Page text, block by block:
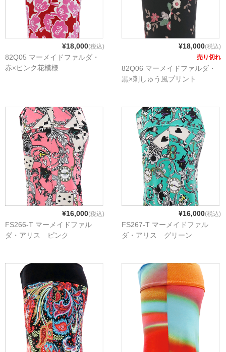
¥18,000(税込)
82Q05 マーメイドファルダ・
赤×ピンク花模様
¥18,000(税込)
売り切れ
82Q06 マーメイドファルダ・
黒×刺しゅう風プリント
¥16,000(税込)
FS266-T マーメイドファル
ダ・アリス ピンク
¥16,000(税込)
FS267-T マーメイドファル
ダ・アリス グリーン